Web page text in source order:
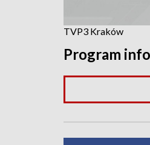
TVP3 Kraków
Program